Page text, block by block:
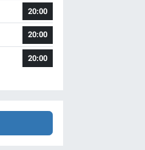
20:00
20:00
20:00